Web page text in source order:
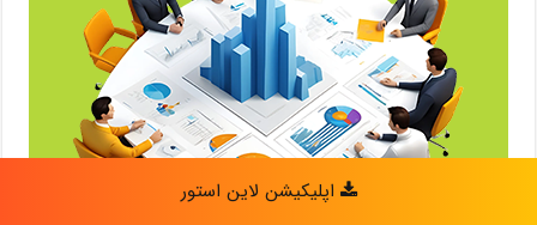
اپلیکیشن لاین استور